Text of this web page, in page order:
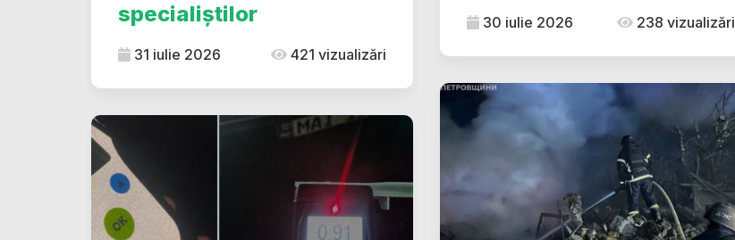
specialiștilor
31 iulie 2026 421 vizualizări
30 iulie 2026 238 vizualizări